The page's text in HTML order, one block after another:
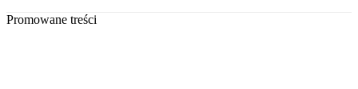
Promowane treści